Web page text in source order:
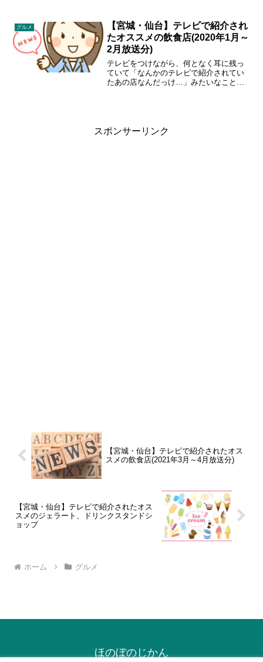
「OH!バンデス」で紹介された飲食店を
まとめてみました。
グルメ
【宮城・仙台】テレビで紹介され
たオススメの飲食店(2020年1月～
2月放送分)
テレビをつけながら、何となく耳に残っ
ていて「なんかのテレビで紹介されてい
たあの店なんだっけ…」みたいなことあ
スポンサーリンク
【宮城・仙台】テレビで紹介されたオス
スメの飲食店(2021年3月～4月放送分)
【宮城・仙台】テレビで紹介されたオス
スメのジェラート、ドリンクスタンドシ
ョップ
ホーム グルメ
ほのぼのじかん